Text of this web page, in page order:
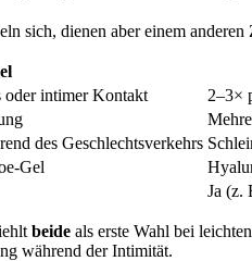
sich, dienen aber einem
oder intimer Kontakt
2–3×
des Geschlechtsverkehrs
Gel
Ja (z.
beide als erste Wahl bei
während der Intimität.